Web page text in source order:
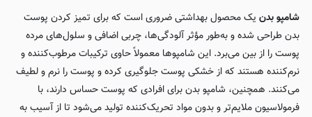
شامپو بدنیک محصول بهداشتی ضروری است که برای تمیز کردن پوست
بدن طراحی شده و به‌طور مؤثر آلودگی‌ها، چربی اضافی و سلول‌های مرده
پوست را از بین می‌برد. این شامپوها معمولاً حاوی ترکیبات مرطوب‌کننده و
نرم‌کننده هستند که از خشکی پوست جلوگیری کرده و پوست را نرم و لطیف
می‌کنند. همچنین، شامپو بدن برای افرادی که پوست حساس دارند، با
فرمولاسیون ملایم‌تر و بدون مواد تحریک‌کننده تولید می‌شود تا از آسیب به